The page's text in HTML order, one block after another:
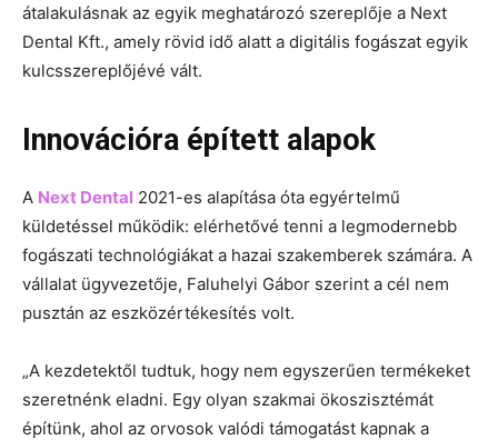
átalakulásnak az egyik meghatározó szereplője a Next
Dental Kft., amely rövid idő alatt a digitális fogászat egyik
kulcsszereplőjévé vált.
Innovációra épített alapok
A Next Dental 2021-es alapítása óta egyértelmű
küldetéssel működik: elérhetővé tenni a legmodernebb
fogászati technológiákat a hazai szakemberek számára. A
vállalat ügyvezetője, Faluhelyi Gábor szerint a cél nem
pusztán az eszközértékesítés volt.
„A kezdetektől tudtuk, hogy nem egyszerűen termékeket
szeretnénk eladni. Egy olyan szakmai ökoszisztémát
építünk, ahol az orvosok valódi támogatást kapnak a